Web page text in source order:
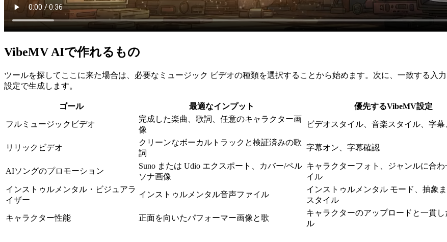
VibeMV AIで作れるもの
ツールを探してここに来た場合は、必要なミュージック ビデオの種類を選択することから始めます。次に、一致する入
設定で生成します。
ゴール 最適なインプット 優先するVibeMV設定
フルミュージックビデオ
完成した楽曲、歌詞、任意のキャラクター画
像
ビデオスタイル、音楽スタイル、字幕
リリックビデオ
クリーンなボーカルトラックと検証済みの歌
詞
字幕オン、字幕確認
AIソングのプロモーション
Suno または Udio エクスポート、カバー/ペル
ソナ画像
キャラクターフォト、ジャンルに合わ
イル
インストゥルメンタル・ビジュアラ
イザー
インストゥルメンタル音声ファイル
インストゥルメンタル モード、抽象
スタイル
キャラクター性能 正面を向いたパフォーマー画像と歌
キャラクターのアップロードと一貫し
ル